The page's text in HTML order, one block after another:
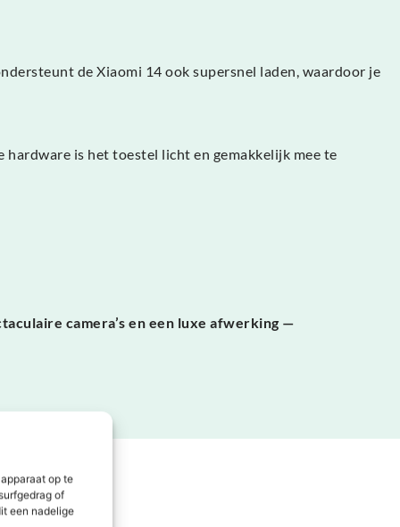
op te
of
een nadelige
de Xiaomi 14 ook supersnel laden, waardoor je
is het toestel licht en gemakkelijk mee te
camera’s en een luxe afwerking —